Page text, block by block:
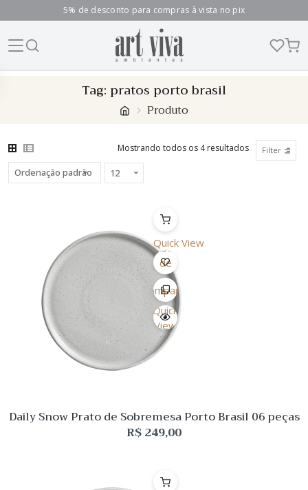
5% de desconto para compras à vista no pix
Tag: pratos porto brasil
Produto
Mostrando todos os 4 resultados Filter
Quick View
Lista
de
Desejo
Comparar
Quick
View
Daily Snow Prato de Sobremesa Porto Brasil 06 peças
R$249,00